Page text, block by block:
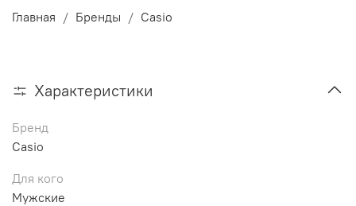
Главная Бренды Casio
Характеристики
Бренд
Casio
Для кого
Мужские